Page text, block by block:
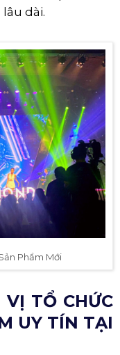
dài.
Phẩm Mới
TỔ CHỨC
UY TÍN TẠI